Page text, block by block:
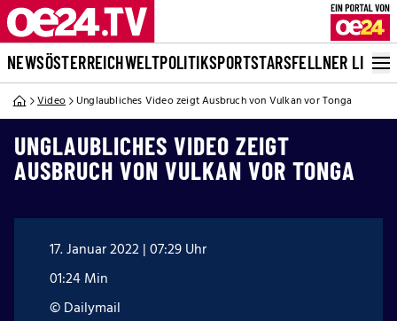
NEWSÖSTERREICHWELTPOLITIKSPORTSTARSFELLNER LIVE
Video Unglaubliches Video zeigt Ausbruch von Vulkan vor Tonga
UNGLAUBLICHES VIDEO ZEIGT
AUSBRUCH VON VULKAN VOR TONGA
17. Januar 2022 | 07:29 Uhr
01:24 Min
© Dailymail